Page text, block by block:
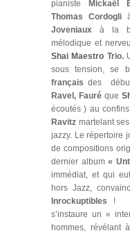
pianiste
Mickaël
Thomas Cordoglià
Joveniaux à la
mélodique et
Shai Maestro Trio.
sous tension, se
français des
Ravel, Fauréque
écoutés ) au
Ravitz martelant
jazzy. Le répertoire
de compositions
dernier album«
immédiat, et qui
hors Jazz,
Inrockuptibles !
s’instaure un «
hommes, révélant